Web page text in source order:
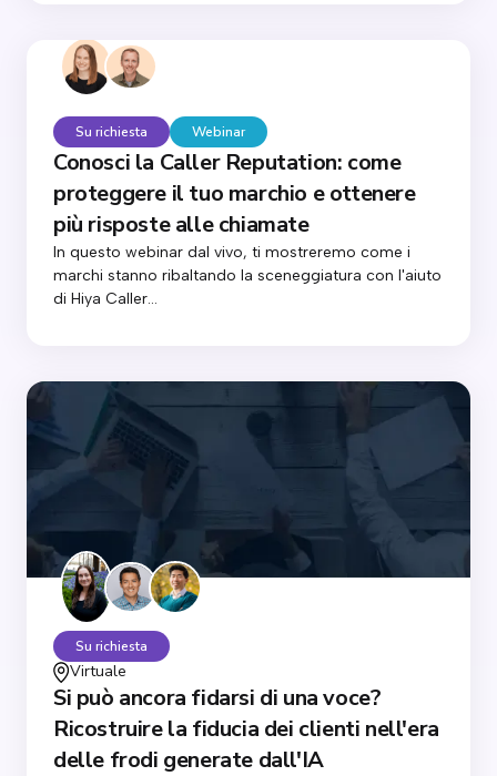
Su richiesta Webinar
Conosci la Caller Reputation: come
proteggere il tuo marchio e ottenere
più risposte alle chiamate
In questo webinar dal vivo, ti mostreremo come i
marchi stanno ribaltando la sceneggiatura con l'aiuto
di Hiya Caller...
Su richiesta
Virtuale
Si può ancora fidarsi di una voce?
Ricostruire la fiducia dei clienti nell'era
delle frodi generate dall'IA